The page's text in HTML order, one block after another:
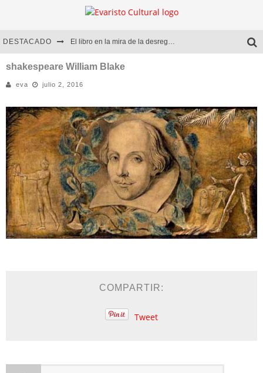
DESTACADO El libro en la mira de la desregulación
Marcelo Rubio | El llovedor
Diego Meret | Hotel Acapulco
Alejandra Correa | La nieve
shakespeare William Blake
eva julio 2, 2016
COMPARTIR:
Tweet